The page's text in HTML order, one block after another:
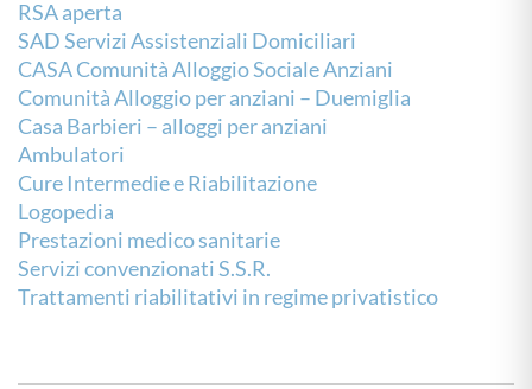
RSA aperta
SAD Servizi Assistenziali Domiciliari
CASA Comunità Alloggio Sociale Anziani
Comunità Alloggio per anziani – Duemiglia
Casa Barbieri – alloggi per anziani
Ambulatori
Cure Intermedie e Riabilitazione
Logopedia
Prestazioni medico sanitarie
Servizi convenzionati S.S.R.
Trattamenti riabilitativi in regime privatistico